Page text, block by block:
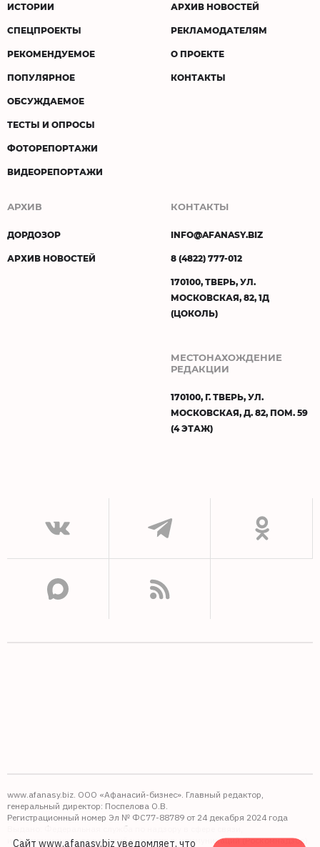
ИСТОРИИ
СПЕЦПРОЕКТЫ
РЕКОМЕНДУЕМОЕ
ПОПУЛЯРНОЕ
ОБСУЖДАЕМОЕ
ТЕСТЫ И ОПРОСЫ
ФОТОРЕПОРТАЖИ
ВИДЕОРЕПОРТАЖИ
АРХИВ НОВОСТЕЙ
РЕКЛАМОДАТЕЛЯМ
О ПРОЕКТЕ
КОНТАКТЫ
АРХИВ
ДОРДОЗОР
АРХИВ НОВОСТЕЙ
КОНТАКТЫ
INFO@AFANASY.BIZ
8 (4822) 777-012
170100, ТВЕРЬ, УЛ.
МОСКОВСКАЯ, 82, 1Д
(ЦОКОЛЬ)
МЕСТОНАХОЖДЕНИЕ
РЕДАКЦИИ
170100, Г. ТВЕРЬ, УЛ.
МОСКОВСКАЯ, Д. 82, ПОМ. 59
(4 ЭТАЖ)
www.afanasy.biz. ООО «Афанасий-бизнес». Главный редактор,
генеральный директор: Поспелова О.В.
Регистрационный номер Эл № ФС77-88789 от 24 декабря 2024 года
Выдано: Федеральная служба по надзору в сфере связи,
информационных технологий и массовых коммуникаций (Роскомнадзор).
Сайт www.afanasy.biz уведомляет, что